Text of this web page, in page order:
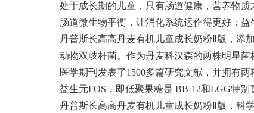
处于成长期的儿童，只有肠道健康，营养物
肠道微生物平衡，让消化系统运作得更好；
丹普斯长高高丹麦有机儿童成长奶粉Ⅱ版，添
动物双歧杆菌。作为丹麦科汉森的两株明星
医学期刊发表了1500多篇研究文献，并拥有
益生元FOS，即低聚果糖是 BB-12和LGG特
丹普斯长高高丹麦有机儿童成长奶粉Ⅱ版，科